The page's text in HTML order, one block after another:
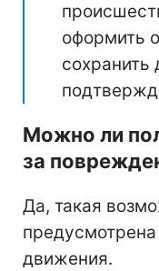
оформить
сохранить
Можно ли
за
Да, такая
движения.